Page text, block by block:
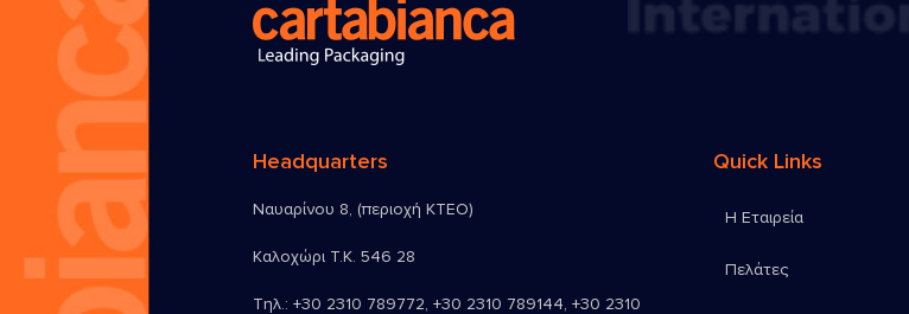
Headquarters
Ναυαρίνου 8, (περιοχή ΚΤΕΟ)
Καλοχώρι Τ.Κ. 546 28
Τηλ.:+30 2310 789772,+30 2310 789144,+30 2310
Quick Links
Η Εταιρεία
Πελάτες